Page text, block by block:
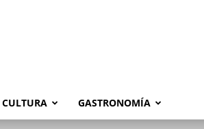
CULTURA GASTRONOMÍA